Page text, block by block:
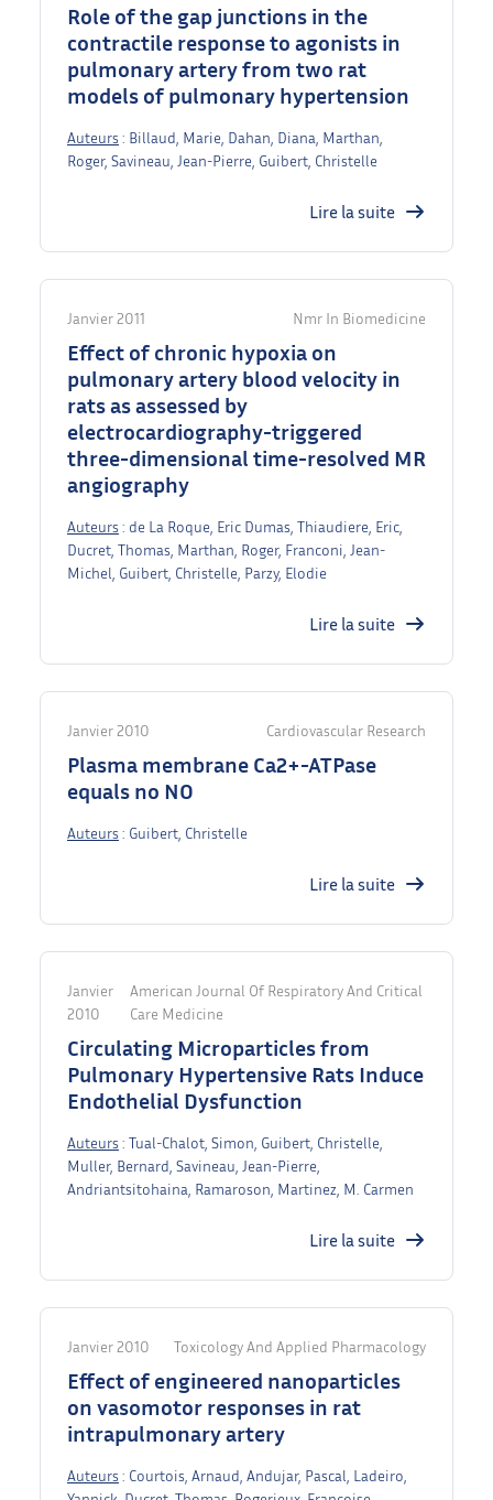
Role of the gap junctions in the
contractile response to agonists in
pulmonary artery from two rat
models of pulmonary hypertension
Auteurs : Billaud, Marie, Dahan, Diana, Marthan,
Roger, Savineau, Jean-Pierre, Guibert, Christelle
Lire la suite
Janvier 2011 Nmr In Biomedicine
Effect of chronic hypoxia on
pulmonary artery blood velocity in
rats as assessed by
electrocardiography-triggered
three-dimensional time-resolved MR
angiography
Auteurs : de La Roque, Eric Dumas, Thiaudiere, Eric,
Ducret, Thomas, Marthan, Roger, Franconi, Jean-
Michel, Guibert, Christelle, Parzy, Elodie
Lire la suite
Janvier 2010 Cardiovascular Research
Plasma membrane Ca2+-ATPase
equals no NO
Auteurs : Guibert, Christelle
Lire la suite
Janvier
2010
American Journal Of Respiratory And Critical
Care Medicine
Circulating Microparticles from
Pulmonary Hypertensive Rats Induce
Endothelial Dysfunction
Auteurs : Tual-Chalot, Simon, Guibert, Christelle,
Muller, Bernard, Savineau, Jean-Pierre,
Andriantsitohaina, Ramaroson, Martinez, M. Carmen
Lire la suite
Janvier 2010 Toxicology And Applied Pharmacology
Effect of engineered nanoparticles
on vasomotor responses in rat
intrapulmonary artery
Auteurs : Courtois, Arnaud, Andujar, Pascal, Ladeiro,